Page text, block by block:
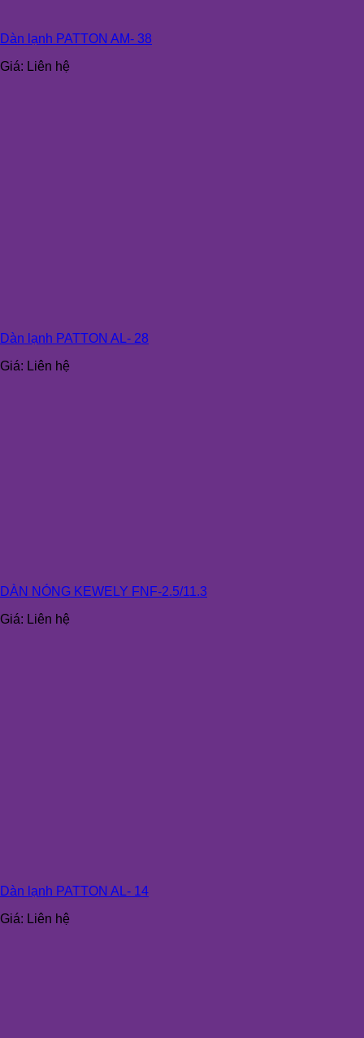
Dàn lạnh PATTON AM- 38
Giá: Liên hệ
Dàn lạnh PATTON AL- 28
Giá: Liên hệ
DÀN NÓNG KEWELY FNF-2.5/11.3
Giá: Liên hệ
Dàn lạnh PATTON AL- 14
Giá: Liên hệ